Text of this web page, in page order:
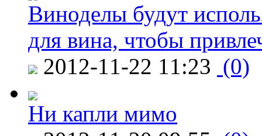
Виноделы будут
для вина, чтобы
2012-11-22 11:23 (0)
Ни капли мимо